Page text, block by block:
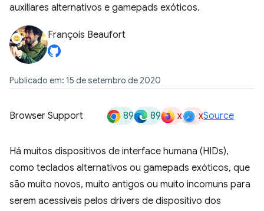
auxiliares alternativos e gamepads exóticos.
François Beaufort
Publicado em: 15 de setembro de 2020
Browser Support 89 89 x xSource
Há muitos dispositivos de interface humana (HIDs),
como teclados alternativos ou gamepads exóticos, que
são muito novos, muito antigos ou muito incomuns para
serem acessíveis pelos drivers de dispositivo dos